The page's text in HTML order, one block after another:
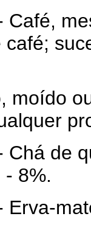
ou
de
8%.